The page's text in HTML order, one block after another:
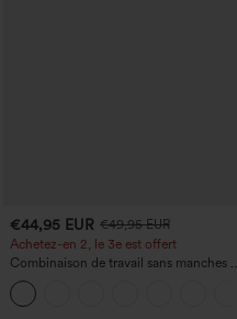
€44,95 EUR €49,95 EUR
Achetez-en 2, le 3e est offert
Combinaison de travail sans manches à
encolure bateau, côtés noués, toucher
frais, rayée, avec poches — Édition Easy
Peezy